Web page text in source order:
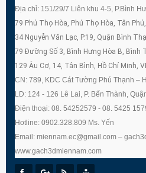
Địa chỉ: 151/29/7 Liên khu 4-5, P.Bình
79 Phú Thọ Hòa, Phú Thọ Hòa, Tân Phú,
34 Nguyễn Văn Lạc, P.19, Quận Bình
79 Đường Số 3, Bình Hưng Hòa B, Bình
129 Âu Cơ, 14, Tân Bình, Hồ Chí Minh,
CN: 789, KDC Cát Tường Phú Thạnh –
LD: 124 - 126 Lê Lai, P. Bến Thành,
Điện thoại: 08. 54252579 - 08. 5425
Hotline: 0902.328.809 Ms. Yến
Email: miennam.ec@gmail.com –
www.gach3dmiennam.com